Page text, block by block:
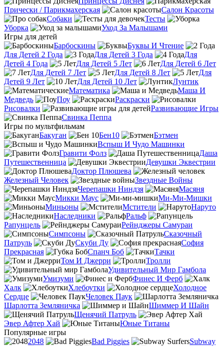
Прически / Парикмахерская
Салон Красоты
Собаки
Тесты
Уборка
Уход За Малышами
Игры для детей
Барбоскины
Буквы И Чтение
Для Детей 2 Года
Для Детей 3 Года
Для
Детей 4 Года
Для Детей 5 Лет
Для Детей 6 Лет
Для Детей 7 Лет
Для Детей 8 Лет
Для
Детей 9 Лет
Для Детей 10 Лет
Лунтик
Математика
Маша И
Медведь
Поу
Раскраски
Рисовалки
Развивающие Игры
Свинка Пеппа
Игры по мультфильмам
Бакуган
Бен10
Бэтмен
Вспыш И Чудо Машинки
Гравити Фолз
Даша
Путешественница
Девушки Эквестрии
Доктор Плюшева
Железный Человек
Звездные Войны
Черепашки Ниндзя
Масяня
Микки Маус
Ми-Ми-Мишки
Миньоны
Мстители
Наруто
Наследники
Ральф
Рапунцель
Рейнджеры Самураи
Симпсоны
Сказочный
Патруль
Скуби Ду
София
Прекрасная
Спанч Боб
Тачки
Том И Джерри
Тролли
Удивительный Мир Гамбола
Умизуми
Финес И Ферб
Халк
Хлебоутки
Холодное
Сердце
Человек Паук
Шарлотта Земляничка
Шиммер И Шайн
Щенячий Патруль
Эвер Афтер Хай
Юные Титаны
Популярные игры
2048
Bad Piggies
Subway